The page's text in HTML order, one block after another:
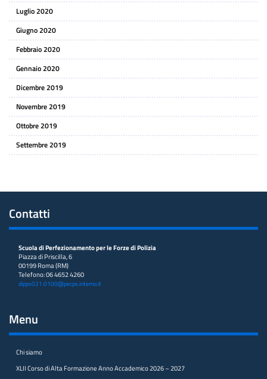
Luglio 2020
Giugno 2020
Febbraio 2020
Gennaio 2020
Dicembre 2019
Novembre 2019
Ottobre 2019
Settembre 2019
Contatti
Scuola di Perfezionamento per le Forze di Polizia
Piazza di Priscilla, 6
00199 Roma (RM)
Telefono: 06 4652 4260
dipps021.0100@pecps.interno.it
Menu
Chi siamo
XLII Corso di Alta Formazione Anno Accademico 2026 – 2027